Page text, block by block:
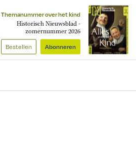
Themanummer over het kind
Historisch Nieuwsblad -
zomernummer 2026
Bestellen Abonneren